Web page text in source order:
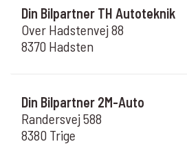
Din Bilpartner TH Autoteknik
Over Hadstenvej 88
8370 Hadsten
Din Bilpartner 2M-Auto
Randersvej 588
8380 Trige